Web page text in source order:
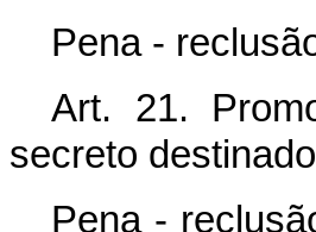
Pena -
Art. 21.
secreto
Pena -